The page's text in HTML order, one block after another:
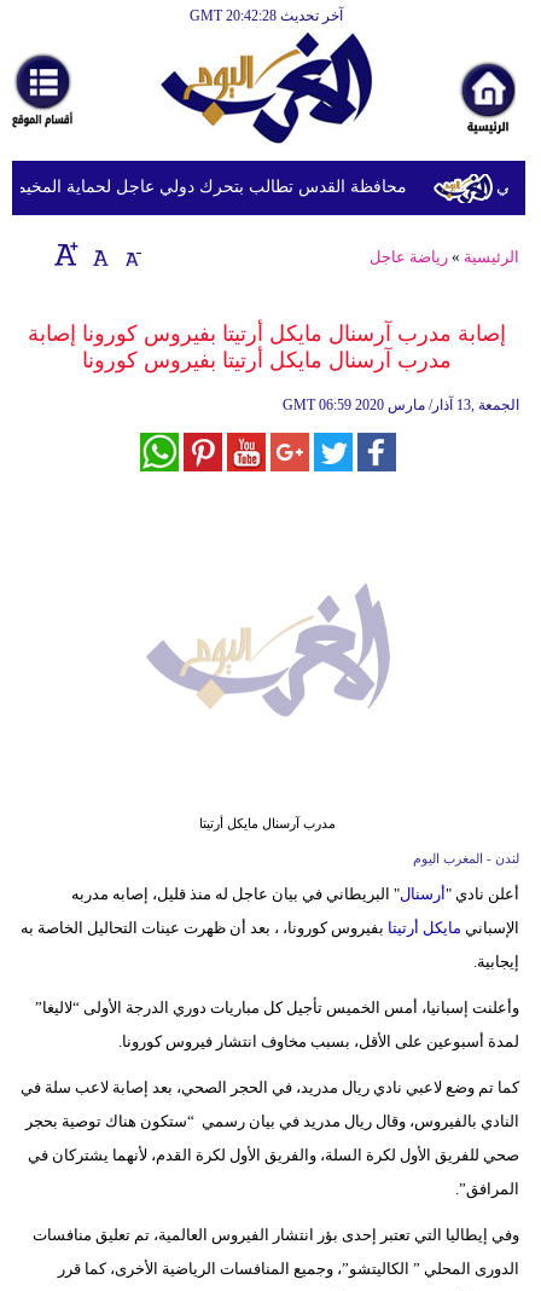
آخر تحديث GMT 20:42:28
أخبارعاجلة
رياضة
ثقافة
إقتصاد
وموسيقى
وتكنولوجيا
بيئة
أبراج
محافظة القدس تطالب بتحرك دولي عاجل لحماية المخيمات
الرئيسية »رياضة عاجل
إصابة مدرب آرسنال مايكل أرتيتا بفيروس كورونا إصابة
مدرب آرسنال مايكل أرتيتا بفيروس كورونا
GMT 06:59 2020 الجمعة ,13 آذار/ مارس
مدرب آرسنال مايكل أرتيتا
لندن - المغرب اليوم
أعلن نادي "أرسنال" البريطاني في بيان عاجل له منذ قليل، إصابه مدربه
الإسباني مايكل أرتيتا بفيروس كورونا، ، بعد أن ظهرت عينات التحاليل الخاصة به
إيجابية.
وأعلنت إسبانيا، أمس الخميس تأجيل كل مباريات دوري الدرجة الأولى “لاليغا”
لمدة أسبوعين على الأقل، بسبب مخاوف انتشار فيروس كورونا.
كما تم وضع لاعبي نادي ريال مدريد، في الحجر الصحي، بعد إصابة لاعب سلة في
النادي بالفيروس، وقال ريال مدريد في بيان رسمي “ستكون هناك توصية بحجر
صحي للفريق الأول لكرة السلة، والفريق الأول لكرة القدم، لأنهما يشتركان في
المرافق”.
وفي إيطاليا التي تعتبر إحدى بؤر انتشار الفيروس العالمية، تم تعليق منافسات
الدورى المحلي ” الكاليتشو”، وجميع المنافسات الرياضية الأخرى، كما قرر